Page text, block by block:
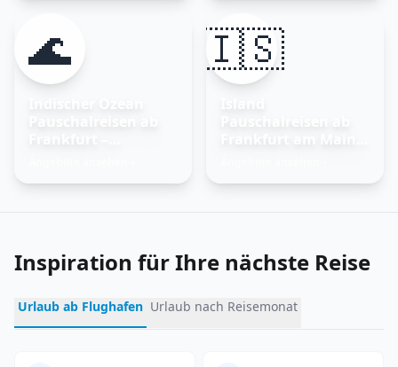
🌊 🇮🇸
Inspiration für Ihre nächste Reise
Urlaub ab Flughafen Urlaub nach Reisemonat